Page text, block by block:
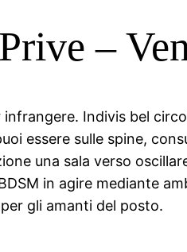
–
Indivis bel
essere sulle spine,
una sala verso
in agire mediante
gli amanti del posto.